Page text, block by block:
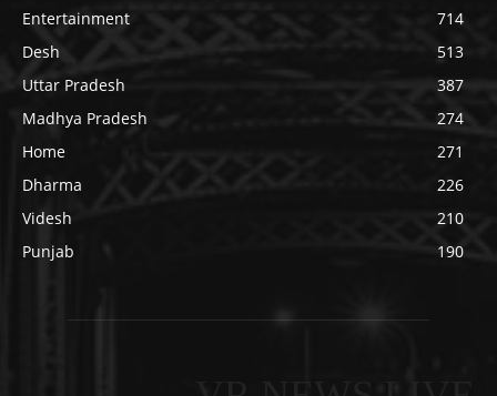
Entertainment
714
Desh
513
Uttar Pradesh
387
Madhya Pradesh
274
Home
271
Dharma
226
Videsh
210
Punjab
190